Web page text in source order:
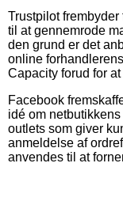
Trustpilot
til at gennemrode
den grund er det
online
Capacity forud for
Facebook
idé om
outlets som giver
anmeldelse af
anvendes til at